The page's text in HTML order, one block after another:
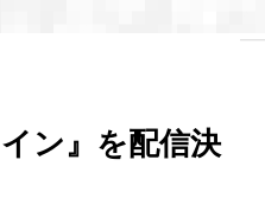
ン』を配信決